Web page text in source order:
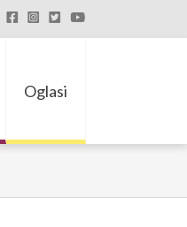
Oglasi